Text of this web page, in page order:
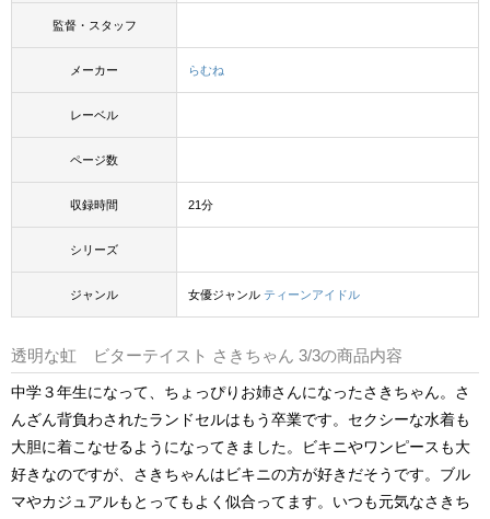
監督・スタッフ
メーカー らむね
レーベル
ページ数
収録時間 21分
シリーズ
ジャンル 女優ジャンル ティーンアイドル
透明な虹 ビターテイスト さきちゃん 3/3の商品内容
中学３年生になって、ちょっぴりお姉さんになったさきちゃん。さ
んざん背負わされたランドセルはもう卒業です。セクシーな水着も
大胆に着こなせるようになってきました。ビキニやワンピースも大
好きなのですが、さきちゃんはビキニの方が好きだそうです。ブル
マやカジュアルもとってもよく似合ってます。いつも元気なさきち